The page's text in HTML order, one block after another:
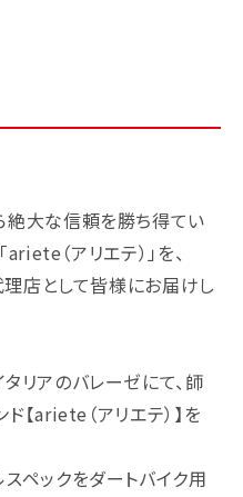
絶大な信頼を勝ち得てい
（アリエテ）」を、
店として皆様にお届けし
リアのバレーゼにて、師
【ariete（アリエテ）】を
ペックをダートバイク用